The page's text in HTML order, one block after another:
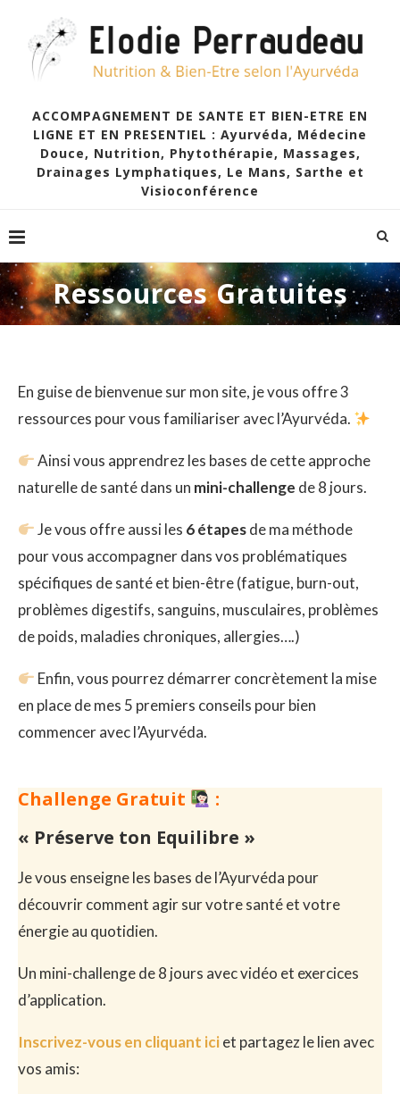
ACCOMPAGNEMENT DE SANTE ET BIEN-ETRE EN
LIGNE ET EN PRESENTIEL : Ayurvéda, Médecine
Douce, Nutrition, Phytothérapie, Massages,
Drainages Lymphatiques, Le Mans, Sarthe et
Visioconférence
Ressources Gratuites
En guise de bienvenue sur mon site, je vous offre 3
ressources pour vous familiariser avec l’Ayurvéda.
Ainsi vous apprendrez les bases de cette approche
naturelle de santé dans un mini-challenge de 8 jours.
Je vous offre aussi les 6 étapesde ma méthode
pour vous accompagner dans vos problématiques
spécifiques de santé et bien-être (fatigue, burn-out,
problèmes digestifs, sanguins, musculaires, problèmes
de poids, maladies chroniques, allergies….)
Enfin, vous pourrez démarrer concrètement la mise
en place de mes 5 premiers conseils pour bien
commencer avec l’Ayurvéda.
Challenge Gratuit
:
« Préserve ton Equilibre »
Je vous enseigne les bases de l’Ayurvéda pour
découvrir comment agir sur votre santé et votre
énergie au quotidien.
Un mini-challenge de 8 jours avec vidéo et exercices
d’application.
Inscrivez-vous en cliquant iciet partagez le lien avec
vos amis: